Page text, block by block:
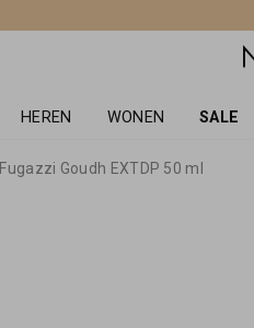
HEREN WONEN SALE
Fugazzi Goudh EXTDP 50 ml